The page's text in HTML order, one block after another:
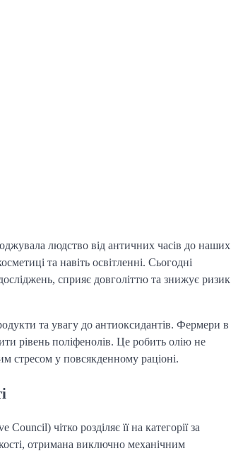
людство від античних часів до наших
та навіть освітленні. Сьогодні
сприяє довголіттю та знижує ризик
та увагу до антиоксидантів. Фермери в
рівень поліфенолів. Це робить олію не
стресом у повсякденному раціоні.
чітко розділяє її на категорії за
отримана виключно механічним